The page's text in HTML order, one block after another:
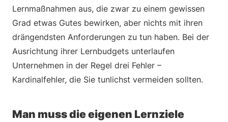
Lernmaßnahmen aus, die zwar zu einem gewissen
Grad etwas Gutes bewirken, aber nichts mit ihren
drängendsten Anforderungen zu tun haben. Bei der
Ausrichtung ihrer Lernbudgets unterlaufen
Unternehmen in der Regel drei Fehler –
Kardinalfehler, die Sie tunlichst vermeiden sollten.
Man muss die eigenen Lernziele